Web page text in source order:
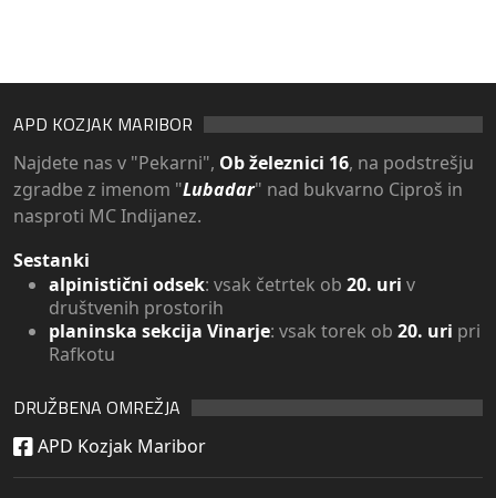
APD KOZJAK MARIBOR
Najdete nas v "Pekarni", Ob železnici 16, na podstrešju
zgradbe z imenom "Lubadar" nad bukvarno Ciproš in
nasproti MC Indijanez.
Sestanki
alpinistični odsek: vsak četrtek ob 20. uri v
društvenih prostorih
planinska sekcija Vinarje: vsak torek ob 20. uri pri
Rafkotu
DRUŽBENA OMREŽJA
APD Kozjak Maribor